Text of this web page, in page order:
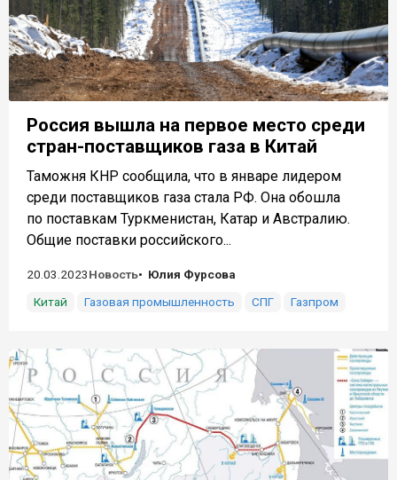
Россия вышла на первое место среди
стран-поставщиков газа в Китай
Таможня КНР сообщила, что в январе лидером
среди поставщиков газа стала РФ. Она обошла
по поставкам Туркменистан, Катар и Австралию.
Общие поставки российского...
20.03.2023Новость
Юлия Фурсова
Китай
Газовая промышленность СПГ Газпром